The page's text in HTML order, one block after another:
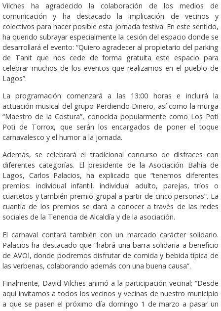
Vilches ha agradecido la colaboración de los medios de
comunicación y ha destacado la implicación de vecinos y
colectivos para hacer posible esta jornada festiva. En este sentido,
ha querido subrayar especialmente la cesión del espacio donde se
desarrollará el evento: “Quiero agradecer al propietario del parking
de Tanit que nos cede de forma gratuita este espacio para
celebrar muchos de los eventos que realizamos en el pueblo de
Lagos”.
La programación comenzará a las 13:00 horas e incluirá la
actuación musical del grupo Perdiendo Dinero, así como la murga
“Maestro de la Costura”, conocida popularmente como Los Poti
Poti de Torrox, que serán los encargados de poner el toque
carnavalesco y el humor a la jornada.
Además, se celebrará el tradicional concurso de disfraces con
diferentes categorías. El presidente de la Asociación Bahía de
Lagos, Carlos Palacios, ha explicado que “tenemos diferentes
premios: individual infantil, individual adulto, parejas, tríos o
cuartetos y también premio grupal a partir de cinco personas”. La
cuantía de los premios se dará a conocer a través de las redes
sociales de la Tenencia de Alcaldía y de la asociación.
El carnaval contará también con un marcado carácter solidario.
Palacios ha destacado que “habrá una barra solidaria a beneficio
de AVOI, donde podremos disfrutar de comida y bebida típica de
las verbenas, colaborando además con una buena causa”.
Finalmente, David Vilches animó a la participación vecinal: “Desde
aquí invitamos a todos los vecinos y vecinas de nuestro municipio
a que se pasen el próximo día domingo 1 de marzo a pasar un